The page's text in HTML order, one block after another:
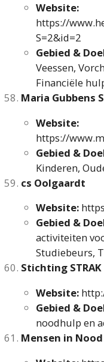
Website:
https://
S=2&id=2
Gebied &
Veessen,
Financiële
Maria Gubbens
Website:
https://
Gebied &
Kinderen,
cs Oolgaardt
Website:
Gebied &
activiteiten
Studiebeurs,
Stichting STRAK
Website:
Gebied &
noodhulp en
Mensen in